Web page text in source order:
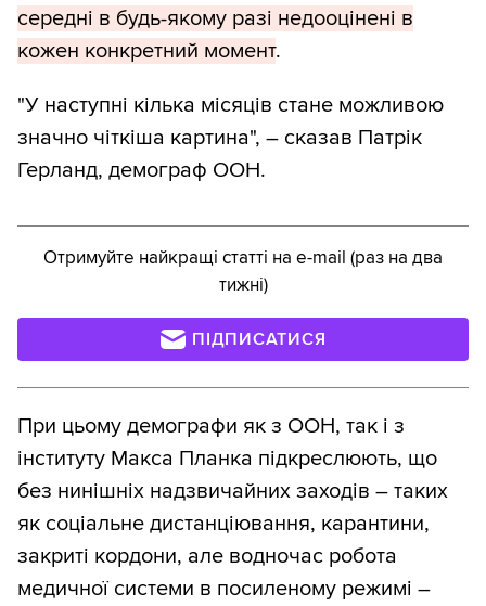
середні в будь-якому разі недооцінені в
кожен конкретний момент.
"У наступні кілька місяців стане можливою
значно чіткіша картина", – сказав Патрік
Герланд, демограф ООН.
Отримуйте найкращі статті на e-mail (раз на два
тижні)
ПІДПИСАТИСЯ
При цьому демографи як з ООН, так і з
інституту Макса Планка підкреслюють, що
без нинішніх надзвичайних заходів – таких
як соціальне дистанціювання, карантини,
закриті кордони, але водночас робота
медичної системи в посиленому режимі –